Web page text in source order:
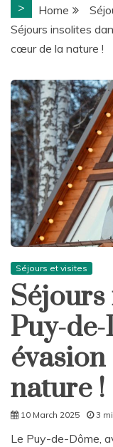
> Home
Séjours insolites
cœur de la nature !
Séjours et visites
Puy-
nature !
10 March 2025 3
Le Puy-de-Dôme,